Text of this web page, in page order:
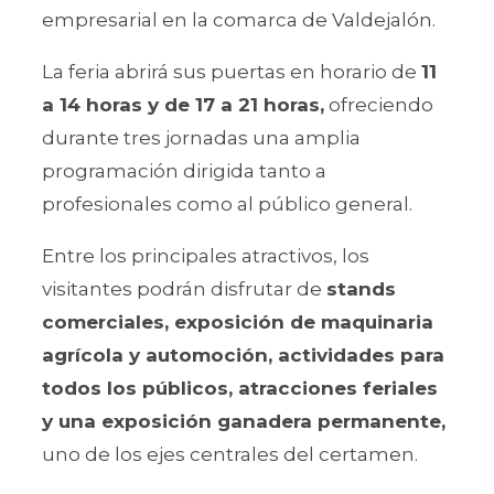
empresarial en la comarca de Valdejalón.
La feria abrirá sus puertas en horario de 11
a 14 horas y de 17 a 21 horas, ofreciendo
durante tres jornadas una amplia
programación dirigida tanto a
profesionales como al público general.
Entre los principales atractivos, los
visitantes podrán disfrutar de stands
comerciales, exposición de maquinaria
agrícola y automoción, actividades para
todos los públicos, atracciones feriales
y una exposición ganadera permanente,
uno de los ejes centrales del certamen.